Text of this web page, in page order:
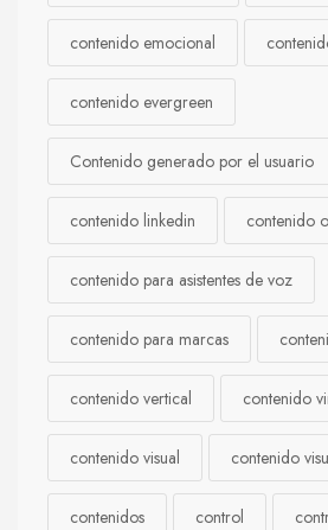
contenido emocional
contenido evergreen
Contenido generado por el usuario
contenido linkedin contenido
contenido para asistentes de voz
contenido para marcas
contenido vertical contenido
contenido visual contenido
contenidos control